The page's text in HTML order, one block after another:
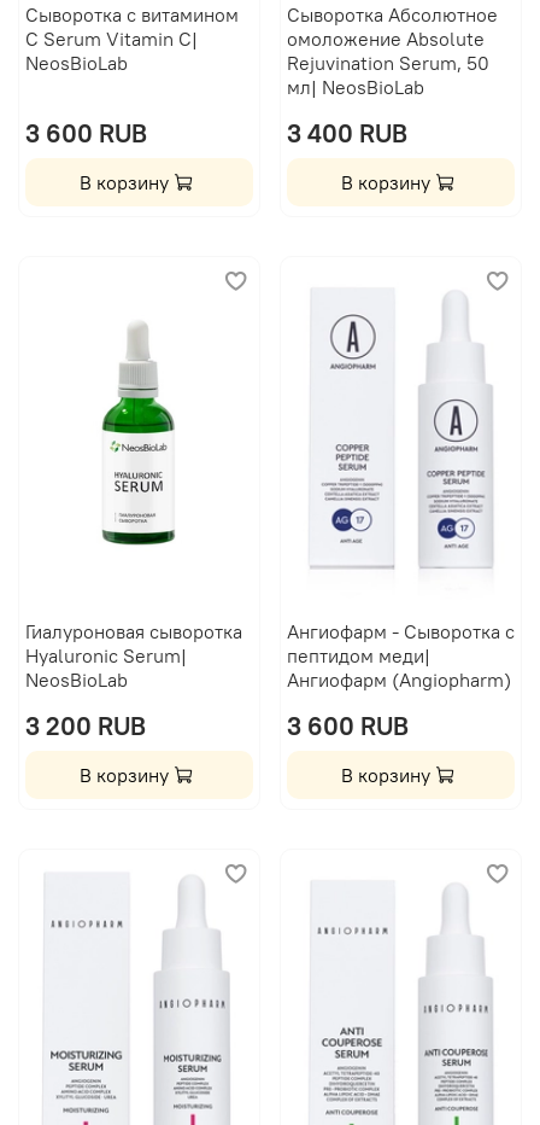
Сыворотка с витамином
С Serum Vitamin C|
NeosBioLab
3 600 RUB
В корзину
Сыворотка Абсолютное
омоложение Absolute
Rejuvination Serum, 50
мл| NeosBioLab
3 400 RUB
В корзину
Гиалуроновая сыворотка
Hyaluronic Serum|
NeosBioLab
3 200 RUB
В корзину
Ангиофарм - Сыворотка с
пептидом меди|
Ангиофарм (Angiopharm)
3 600 RUB
В корзину